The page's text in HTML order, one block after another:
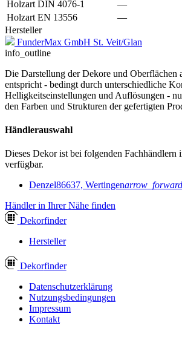
Holzart DIN 4076-1
—
Holzart EN 13556
—
Hersteller
FunderMax GmbH St. Veit/Glan
info_outline
Die Darstellung der Dekore und Oberflächen
entspricht - bedingt durch unterschiedliche
Helligkeitseinstellungen und Auflösungen -
den Farben und Strukturen der gefertigten
Händlerauswahl
Dieses Dekor ist bei folgenden Fachhändlern
verfügbar.
Denzel86637, Wertingenarrow_forward
Händler in Ihrer Nähe finden
Dekorfinder
Hersteller
Dekorfinder
Datenschutzerklärung
Nutzungsbedingungen
Impressum
Kontakt